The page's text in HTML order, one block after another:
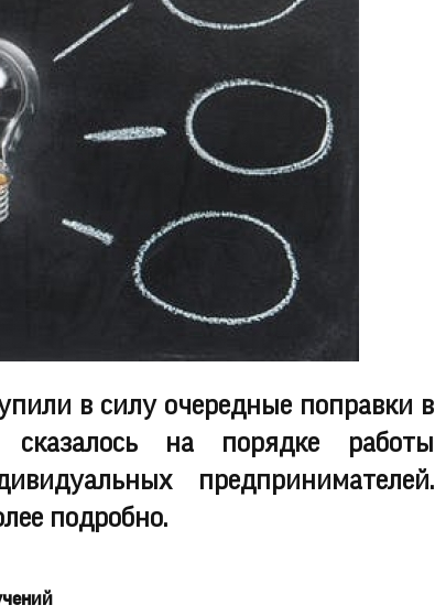
в силу очередные поправки в
на порядке работы
предпринимателей.
подробно.